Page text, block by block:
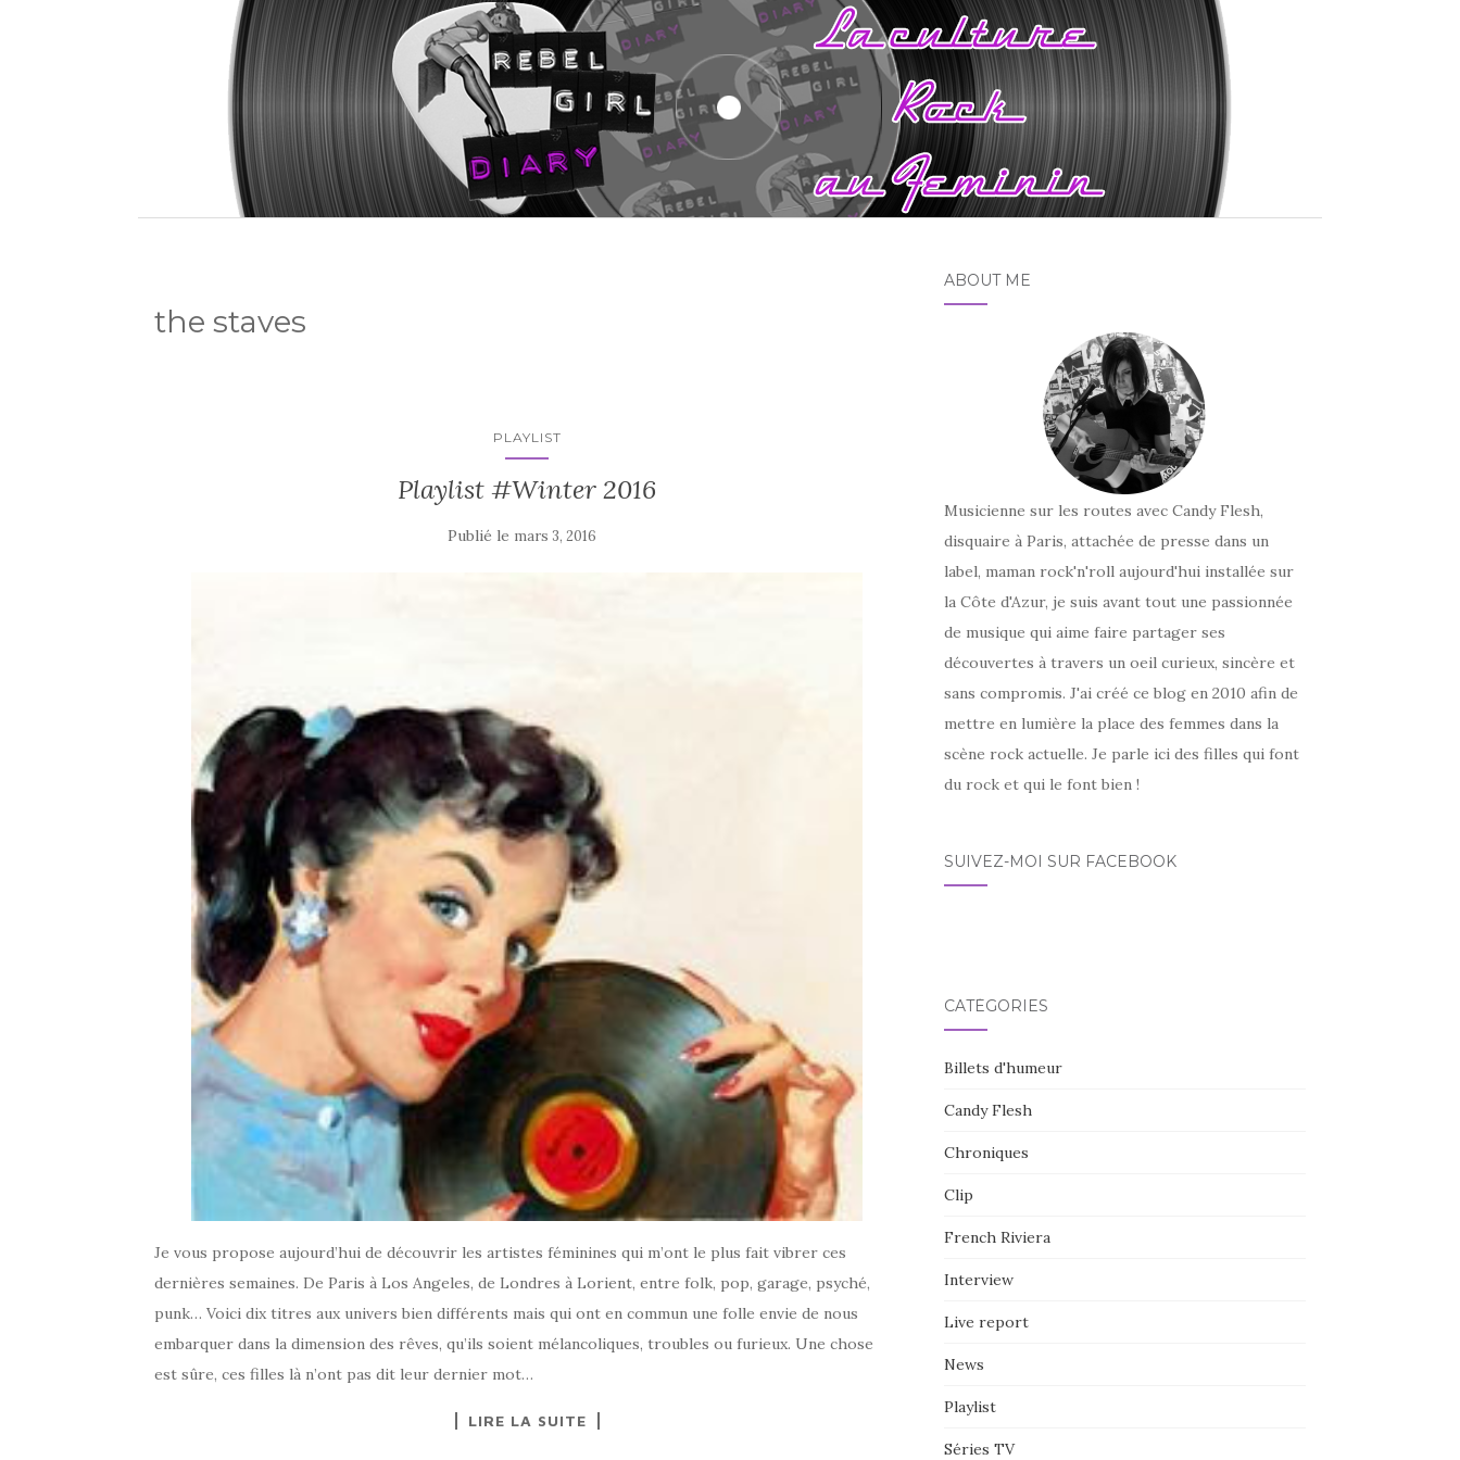
the staves
PLAYLIST
Playlist #Winter 2016
Publié le mars 3, 2016
Je vous propose aujourd’hui de découvrir les artistes féminines qui m’ont le plus fait vibrer ces
dernières semaines. De Paris à Los Angeles, de Londres à Lorient, entre folk, pop, garage, psyché,
punk… Voici dix titres aux univers bien différents mais qui ont en commun une folle envie de nous
embarquer dans la dimension des rêves, qu’ils soient mélancoliques, troubles ou furieux. Une chose
est sûre, ces filles là n’ont pas dit leur dernier mot…
LIRE LA SUITE
ABOUT ME
Musicienne sur les routes avec Candy Flesh,
disquaire à Paris, attachée de presse dans un
label, maman rock'n'roll aujourd'hui installée sur
la Côte d'Azur, je suis avant tout une passionnée
de musique qui aime faire partager ses
découvertes à travers un oeil curieux, sincère et
sans compromis. J'ai créé ce blog en 2010 afin de
mettre en lumière la place des femmes dans la
scène rock actuelle. Je parle ici des filles qui font
du rock et qui le font bien !
SUIVEZ-MOI SUR FACEBOOK
CATÉGORIES
Billets d'humeur
Candy Flesh
Chroniques
Clip
French Riviera
Interview
Live report
News
Playlist
Séries TV